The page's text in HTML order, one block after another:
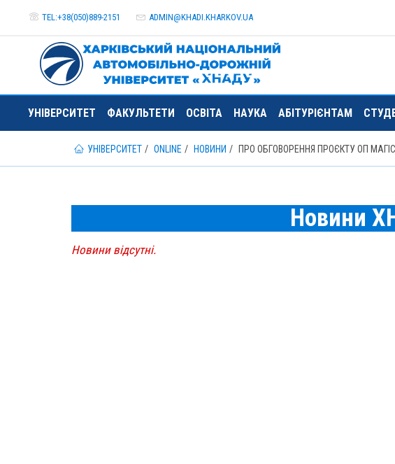
TEL:+38(050)889-2151 ADMIN@KHADI.KHARKOV.UA
УНІВЕРСИТЕТ ФАКУЛЬТЕТИ ОСВІТА НАУКА АБІТУРІЄНТАМ
УНІВЕРСИТЕТ ONLINE НОВИНИ ПРО ОБГОВОРЕННЯ ПРОЄКТУ ОП
Новини
Новини відсутні.